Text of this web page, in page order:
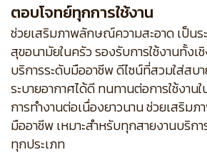
ตอบโจทย์ทุกการใช้งาน
ช่วยเสริมภาพลักษณ์ความสะอาด เป็นร
สุขอนามัยในครัว รองรับการใช้งานทั้ง
บริการระดับมืออาชีพ ดีไซน์ที่สวมใส่สบ
ระบายอากาศได้ดี ทนทานต่อการใช้งา
การทำงานต่อเนื่องยาวนาน ช่วยเสริม
มืออาชีพ เหมาะสำหรับทุกสายงานบริกา
ทุกประเภท